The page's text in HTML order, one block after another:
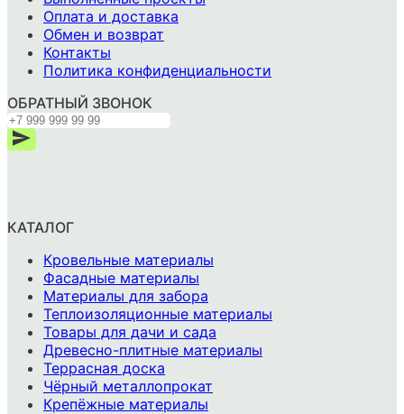
Оплата и доставка
Обмен и возврат
Контакты
Политика конфиденциальности
ОБРАТНЫЙ ЗВОНОК
КАТАЛОГ
Кровельные материалы
Фасадные материалы
Материалы для забора
Теплоизоляционные материалы
Товары для дачи и сада
Древесно-плитные материалы
Террасная доска
Чёрный металлопрокат
Крепёжные материалы